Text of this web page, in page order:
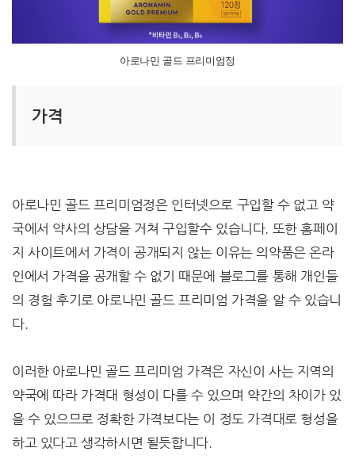
아로나민 골드 프리미엄정
가격
아로나민 골드 프리미엄정은 인터넷으로 구입할 수 없고 약
국에서 약사의 상담을 거쳐 구입할수 있습니다. 또한 홈페이
지 사이트에서 가격이 공개되지 않는 이유는 의약품은 온라
인에서 가격을 공개할 수 없기 때문에 블로그를 통해 개인들
의 경험 후기로 아로나민 골드 프리미엄 가격을 알 수 있습니
다.
이러한 아로나민 골드 프리미엄 가격은 자신이 사는 지역의
약국에 따라 가격대 형성이 다를 수 있으며 약간의 차이가 있
을 수 있으므로 정확한 가격보다는 이 정도 가격대로 형성을
하고 있다고 생각하시면 될듯합니다.